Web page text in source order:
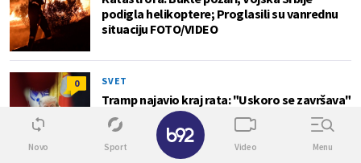
podigla helikoptere; Proglasili su vanrednu
situaciju FOTO/VIDEO
0 SVET
Tramp najavio kraj rata: "Uskoro se završava"
VIDEO
Novo Sport Video Menu
✕